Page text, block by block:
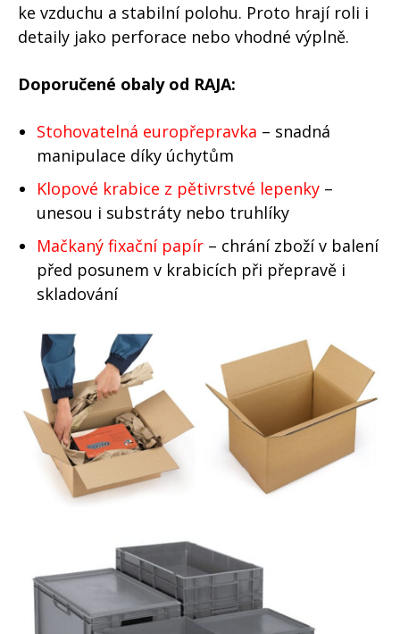
ke vzduchu a stabilní polohu. Proto hrají roli i
detaily jako perforace nebo vhodné výplně.
Doporučené obaly od RAJA:
Stohovatelná europřepravka – snadná
manipulace díky úchytům
Klopové krabice z pětivrstvé lepenky –
unesou i substráty nebo truhlíky
Mačkaný fixační papír – chrání zboží v balení
před posunem v krabicích při přepravě i
skladování